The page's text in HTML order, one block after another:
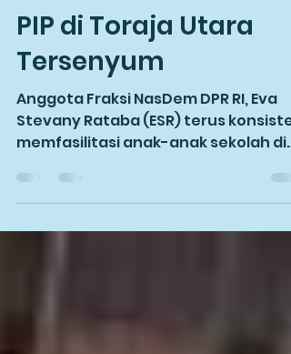
ESR Membuat
Penerima Beasiswa
PIP di Toraja Utara
Tersenyum
memfasilitasi anak-anak sekolah di
Toraja Utara agar bisa...